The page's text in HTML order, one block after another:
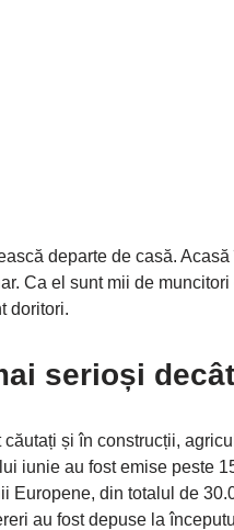
departe de casă.
Ca el sunt mii de
doritori.
serioși
și în construcții,
iunie au fost emise peste
Europene, din totalul de
au fost depuse la